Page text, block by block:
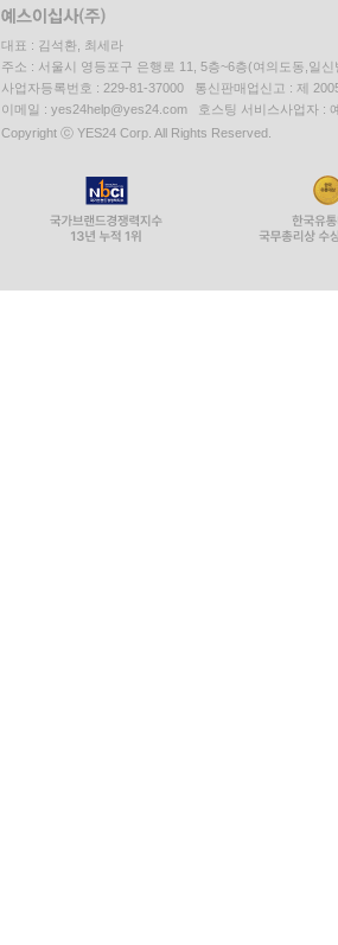
대표 : 김석환, 최세라
주소 : 서울시 영등포구 은행로 11, 5층~6층(여의도동,일신
사업자등록번호 : 229-81-37000 통신판매업신고 : 제
이메일 : yes24help@yes24.com 호스팅 서비스사업자 :
Copyright ⓒ YES24 Corp. All Rights Reserved.